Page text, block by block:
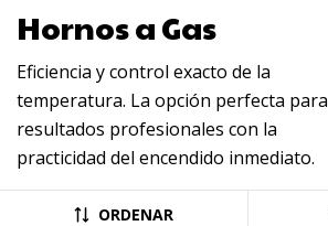
Hornos a Gas
Eficiencia y control exacto de la
temperatura. La opción perfecta para
resultados profesionales con la
practicidad del encendido inmediato.
ORDENAR